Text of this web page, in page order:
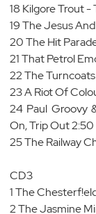
18 Kilgore Trout -
19 The Jesus
20 The Hit
21 That Petrol
22 The
23 A Riot Of
24 Paul Groovy
On, Trip Out 2:50
25 The Railway
CD3
1 The
2 The Jasmine